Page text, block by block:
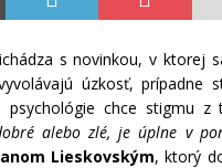
s novinkou, v ktorej
úzkosť,
psychológie chce stigmu
alebo zlé, je úplne v
Lieskovským, ktorý